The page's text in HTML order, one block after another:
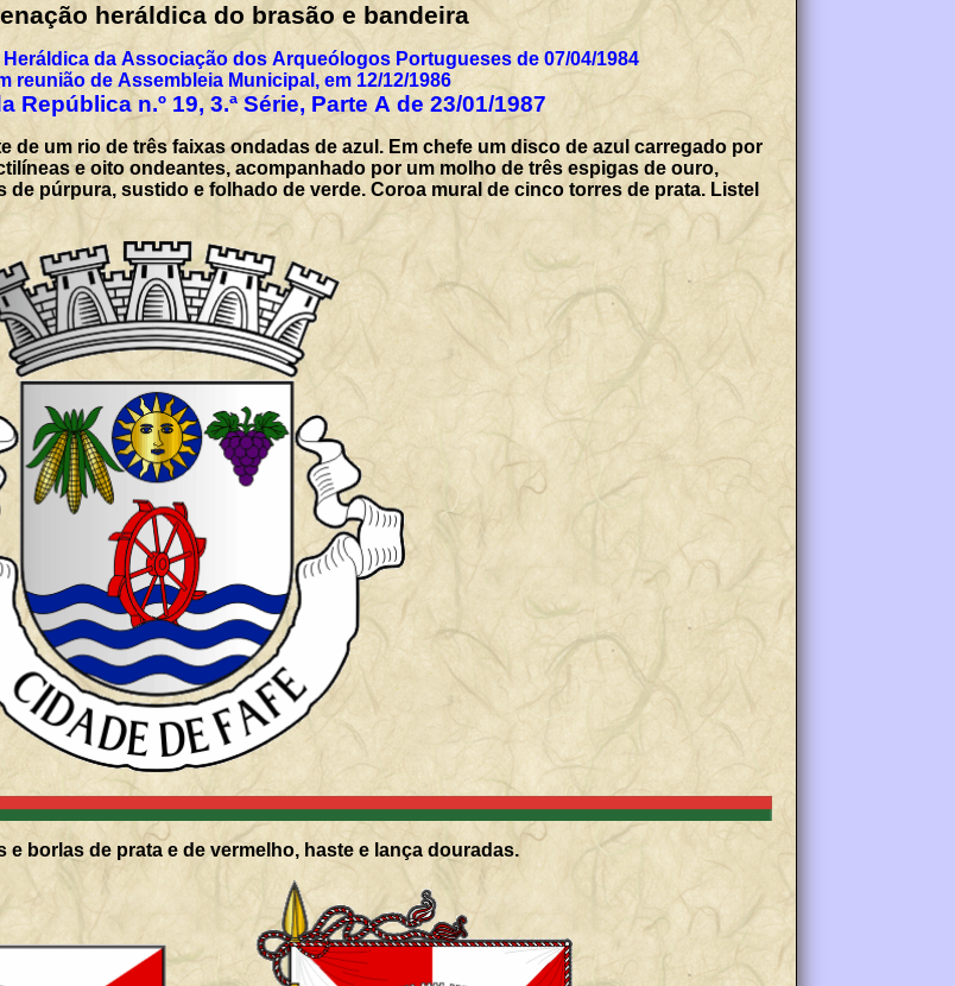
heráldica do brasão e bandeira
da Associação dos Arqueólogos Portugueses de 07/04/1984
reunião de Assembleia Municipal, em 12/12/1986
República n.º 19, 3.ª Série, Parte A de 23/01/1987
de um rio de três faixas ondadas de azul. Em chefe um disco de azul carregado por
e oito ondeantes, acompanhado por um molho de três espigas de ouro,
púrpura, sustido e folhado de verde. Coroa mural de cinco torres de prata. Listel
borlas de prata e de vermelho, haste e lança douradas.